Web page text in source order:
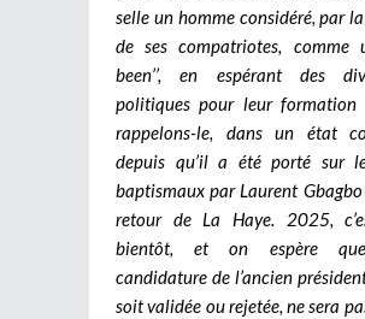
selle un homme considéré, par
de ses compatriotes, comme
been’’, en espérant des
politiques pour leur formation
rappelons-le, dans un état
depuis qu’il a été porté sur
baptismaux par Laurent Gbagbo
retour de La Haye. 2025,
bientôt, et on espère
candidature de l’ancien
soit validée ou rejetée, ne sera